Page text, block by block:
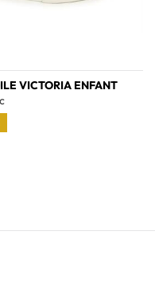
VICTORIA ENFANT